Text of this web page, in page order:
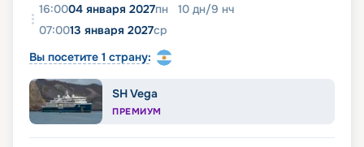
16:0004 января 2027пн 10 дн/9 нч
07:0013 января 2027ср
Вы посетите 1 страну:
SH Vega
ПРЕМИУМ